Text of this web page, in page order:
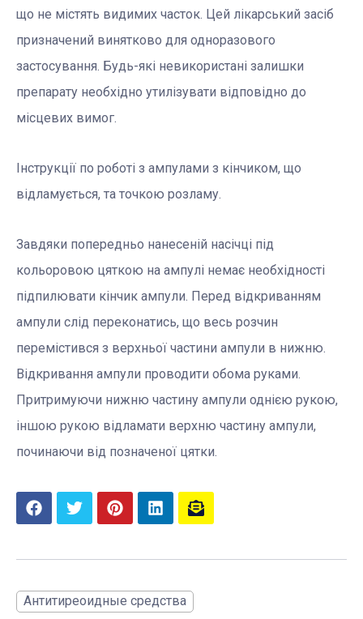
що не містять видимих часток. Цей лікарський засіб
призначений винятково для одноразового
застосування. Будь-які невикористані залишки
препарату необхідно утилізувати відповідно до
місцевих вимог.
Інструкції по роботі з ампулами з кінчиком, що
відламується, та точкою розламу.
Завдяки попередньо нанесеній насічці під
кольоровою цяткою на ампулі немає необхідності
підпилювати кінчик ампули. Перед відкриванням
ампули слід переконатись, що весь розчин
перемістився з верхньої частини ампули в нижню.
Відкривання ампули проводити обома руками.
Притримуючи нижню частину ампули однією рукою,
іншою рукою відламати верхню частину ампули,
починаючи від позначеної цятки.
Антитиреоидные средства